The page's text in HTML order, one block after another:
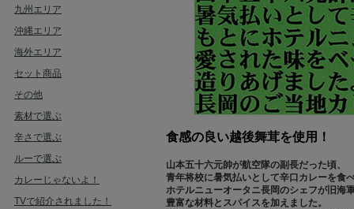
九州エリア
沖縄エリア
海外エリア
セット商品
その他
素材で選ぶ
辛さで選ぶ
ルーで選ぶ
カレーじゃないよ！
TVで紹介されました！
食感の良い越後舞茸を使用！
山本五十六元帥が航空隊の副長だった頃、
青年将校に暑気払いとして辛口カレーを食
ホテルニューオータニ長岡のシェフが旧海
豊富な材料とスパイスを加えました。